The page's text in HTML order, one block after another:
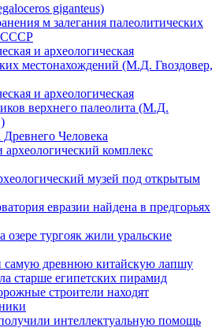
giganteus)
м залегания палеолитических
СССР
и археологическая
местонахождений (М.Д. Гвоздовер,
и археологическая
верхнего палеолита (М.Д.
Человека
археологический комплекс
музей под открытым
евразии найдена в предгорьях
тургояк жили уральские
самую древнюю китайскую лапшу
старше египетских пирамид
строители находят
интеллектуальную помощь